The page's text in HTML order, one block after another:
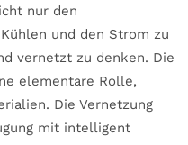
nur den
und den Strom zu
vernetzt zu denken. Die
elementare Rolle,
Die Vernetzung
mit intelligent